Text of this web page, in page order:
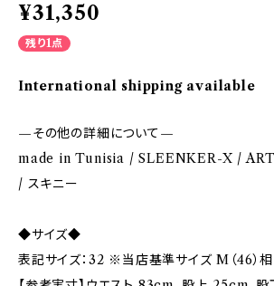
¥31,350
残り1点
International shipping available
—その他の詳細について—
made in Tunisia / SLEENKER-X /
/ スキニー
◆サイズ◆
表記サイズ：32 ※当店基準サイズ M（46）